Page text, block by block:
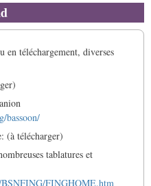
en téléchargement, diverses
bassoon/
(à télécharger)
tablatures et
FINGHOME.htm